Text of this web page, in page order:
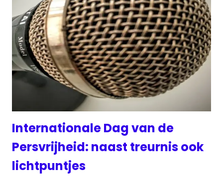
Internationale Dag van de
Persvrijheid: naast treurnis ook
lichtpuntjes